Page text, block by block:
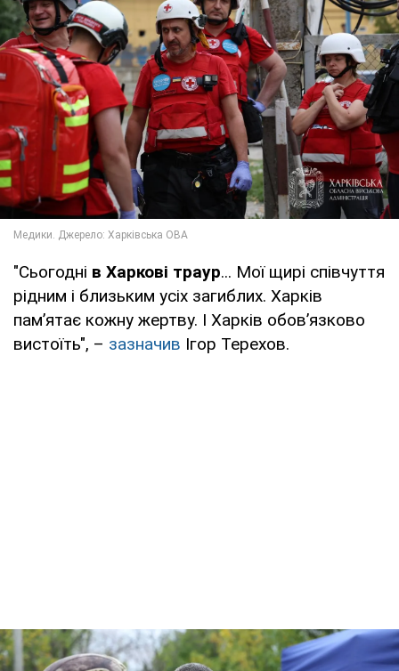
"Сьогодні в Харкові траур... Мої щирі співчуття
рідним і близьким усіх загиблих. Харків
пам’ятає кожну жертву. І Харків обов’язково
вистоїть", – зазначив Ігор Терехов.